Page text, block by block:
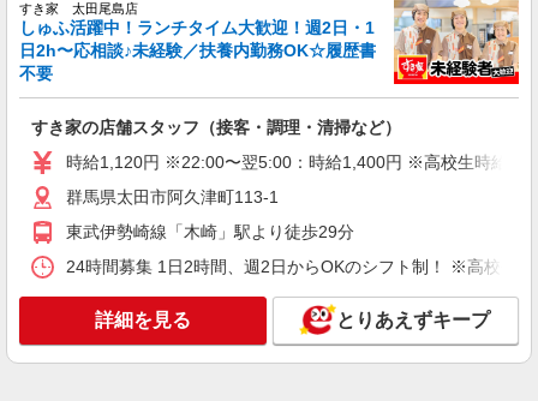
アルバイト パート
コンパスグループ・ジャパン株式会社 20531_p
調理員【アルバイト・パート】
時給1,100円以上 試用期間中 時給1,100円以上
分単位で別途支給します。
町町120番地 内社員食堂1階）
キープ 詳細を見る
パート
コンパスグループ・ジャパン株式会社 21692_p
調理補助【アルバイト・パート】
すき家 太田尾島店
しゅふ活躍中！ランチタイム大歓迎！週2日・1
日2h〜応相談♪未経験／扶養内勤務OK☆履歴書
不要
すき家の店舗スタッフ（接客・調理・清掃など）
時給1,120円 ※22:00〜翌5:00：時給1,400円 ※高校生時給
群馬県太田市阿久津町113-1
東武伊勢崎線「木崎」駅より徒歩29分
24時間募集 1日2時間、週2日からOKのシフト制！ ※高校生
詳細を見る とりあえずキープ